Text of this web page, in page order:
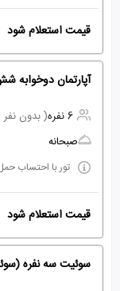
قیمت استعلام شود
آپارتمان دوخوابه
6 نفره
( بدون نفر
صبحانه
تور با احتساب
قیمت استعلام شود
سوئیت سه نفره